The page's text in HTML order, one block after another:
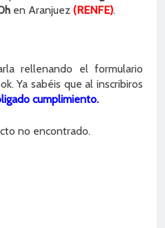
en Aranjuez (RENFE).
rellenando el formulario
Ya sabéis que al inscribiros
cumplimiento.
no encontrado.